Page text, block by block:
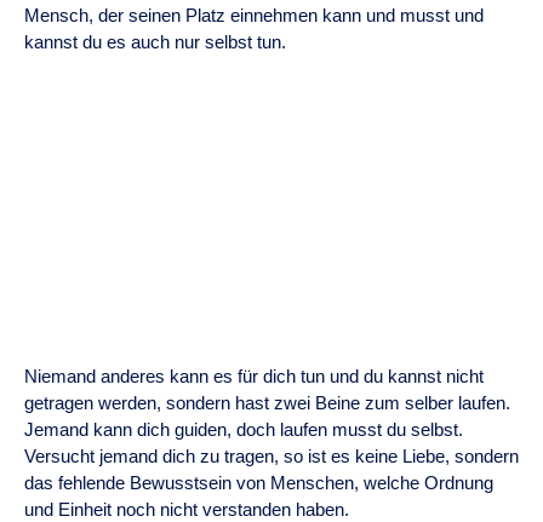
Mensch, der seinen Platz einnehmen kann und musst und
kannst du es auch nur selbst tun.
Niemand anderes kann es für dich tun und du kannst nicht
getragen werden, sondern hast zwei Beine zum selber laufen.
Jemand kann dich guiden, doch laufen musst du selbst.
Versucht jemand dich zu tragen, so ist es keine Liebe, sondern
das fehlende Bewusstsein von Menschen, welche Ordnung
und Einheit noch nicht verstanden haben.